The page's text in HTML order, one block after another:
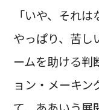
「いや、それ
やっぱり、苦し
ームを助ける判
ョン・メーキン